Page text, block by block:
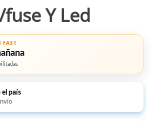
Y Led
FAST
el país